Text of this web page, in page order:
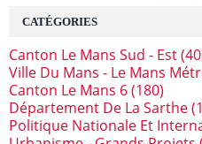
CATÉGORIES
Canton Le Mans Sud - Est
Ville Du Mans - Le Mans
Canton Le Mans 6(180)
Département De La Sarthe
Politique Nationale Et